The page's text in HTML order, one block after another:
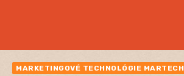
MARKETINGOVÉ TECHNOLÓGIE MARTECH